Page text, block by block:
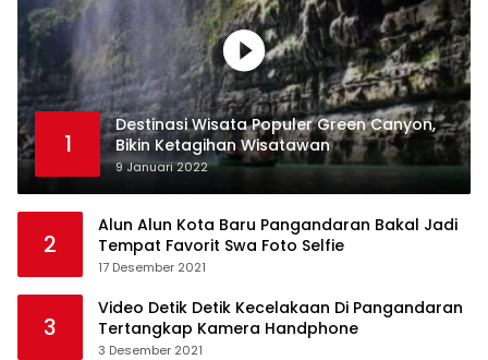
1
Destinasi Wisata Populer Green Canyon,
Bikin Ketagihan Wisatawan
9 Januari 2022
2
Alun Alun Kota Baru Pangandaran Bakal Jadi
Tempat Favorit Swa Foto Selfie
17 Desember 2021
3
Video Detik Detik Kecelakaan Di Pangandaran
Tertangkap Kamera Handphone
3 Desember 2021